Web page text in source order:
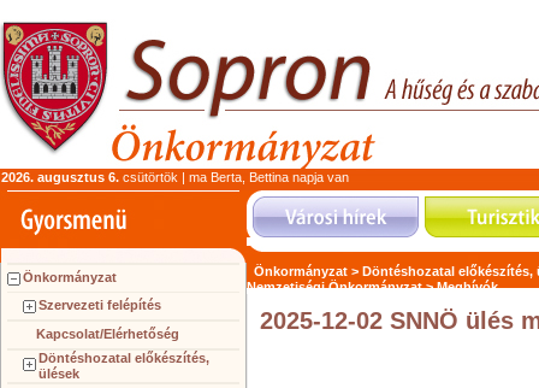
2026. augusztus 6. csütörtök | ma Berta, Bettina napja van
Önkormányzat
Szervezeti felépítés
Kapcsolat/Elérhetőség
Döntéshozatal előkészítés,
ülések
Önkormányzat > Döntéshozatal előkészítés,
Nemzetiségi Önkormányzat >Meghívók
2025-12-02 SNNÖ ülés